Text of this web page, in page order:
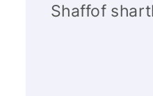
Shaffof